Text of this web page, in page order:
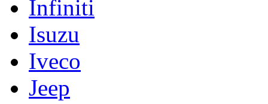
Infiniti
Isuzu
Iveco
Jeep